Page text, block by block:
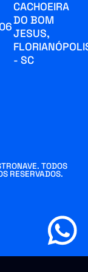
CACHOEIRA
DO BOM
JESUS,
- SC
TODOS
RESERVADOS.